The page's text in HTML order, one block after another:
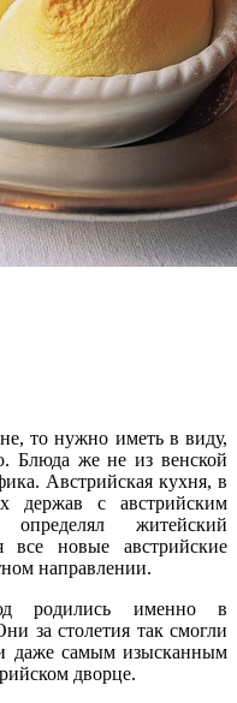
то нужно иметь в виду,
Блюда же не из венской
Австрийская кухня, в
держав с австрийским
житейский
все новые австрийские
направлении.
родились именно в
за столетия так смогли
даже самым изысканным
дворце.